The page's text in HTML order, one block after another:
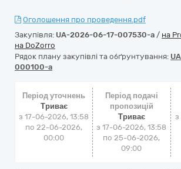
Оголошення про проведення.pdf
Закупівля: UA-2026-06-17-007530-a / на
на DoZorro
Рядок плану закупівлі та обґрунтування:
000100-a
Період уточнень
Триває
з 17-06-2026, 13:58
по 22-06-2026,
00:00
Період подачі
пропозицій
Триває
з 17-06-2026, 13:58
по 25-06-2026,
09:00
з